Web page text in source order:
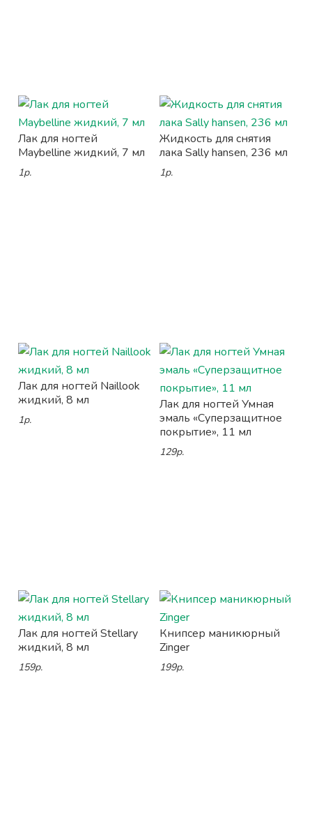
Лак для ногтей
Maybelline жидкий, 7 мл
1р.
Жидкость для снятия
лака Sally hansen, 236 мл
1р.
Лак для ногтей Naillook
жидкий, 8 мл
1р.
Лак для ногтей Умная
эмаль «Суперзащитное
покрытие», 11 мл
129р.
Лак для ногтей Stellary
жидкий, 8 мл
159р.
Книпсер маникюрный
Zinger
199р.